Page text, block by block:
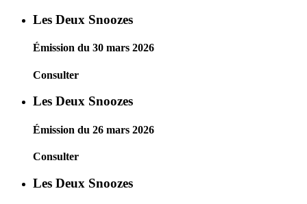
Les Deux Snoozes
Émission du 30 mars 2026
Consulter
Les Deux Snoozes
Émission du 26 mars 2026
Consulter
Les Deux Snoozes